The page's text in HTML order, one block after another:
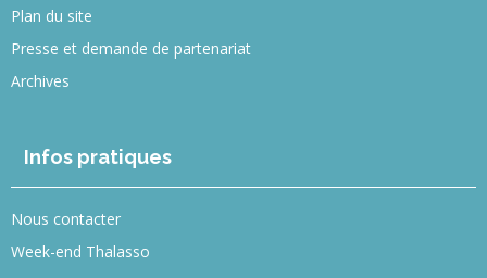
Plan du site
Presse et demande de partenariat
Archives
Infos pratiques
Nous contacter
Week-end Thalasso